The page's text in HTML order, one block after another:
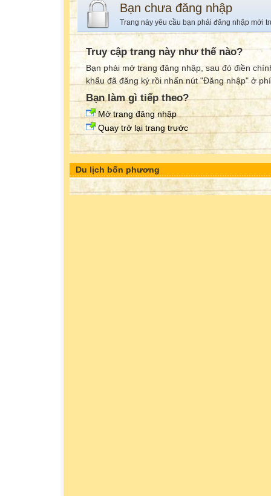
Bạn chưa đăng nhập
Trang này yêu cầu bạn phải đăng nhập mới
Truy cập trang này như thế nào?
Bạn phải mở trang đăng nhập, sau đó điền
khẩu đã đăng ký rồi nhấn nút "Đăng nhập" ở
Bạn làm gì tiếp theo?
Mở trang đăng nhập
Quay trở lại trang trước
Du lịch bốn phương